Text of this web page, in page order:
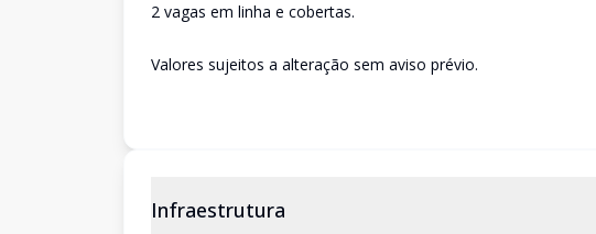
2 vagas em linha e cobertas.
Valores sujeitos a alteração sem aviso prévio.
Infraestrutura